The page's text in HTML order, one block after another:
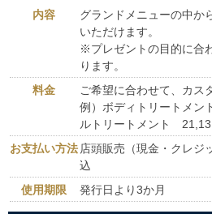
内容
グランドメニューの中か
いただけます。
※プレゼントの目的に合
ります。
料金
ご希望に合わせて、カス
例）ボディトリートメ
ルトリートメント
お支払い方法 店頭販売（現金・クレジ
込
使用期限
発行日より3か月